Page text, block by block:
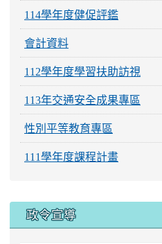
114學年度健促評鑑
會計資料
112學年度學習扶助訪視
113年交通安全成果專區
性別平等教育專區
111學年度課程計畫
政令宣導